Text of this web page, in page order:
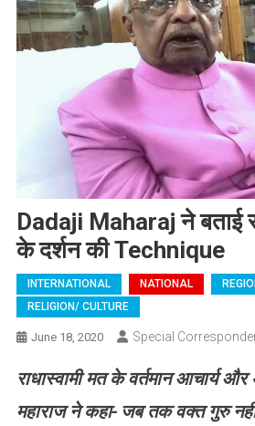
Dadaji Maharaj ने बताई
के दर्शन की Technique
INTERNATIONAL NATIONAL
RELIGION/ CULTURE
June 18, 2020 Special
राधास्वामी मत के वर्तमान आचार्य और
महाराज ने कहा- जब तक वक्त गुरु